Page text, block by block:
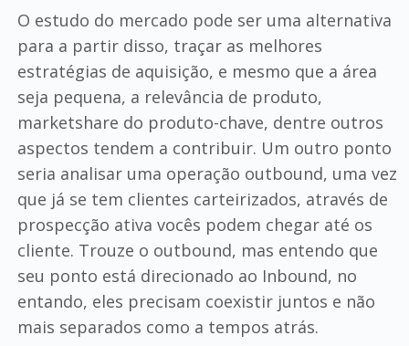
O estudo do mercado pode ser uma alternativa
para a partir disso, traçar as melhores
estratégias de aquisição, e mesmo que a área
seja pequena, a relevância de produto,
marketshare do produto-chave, dentre outros
aspectos tendem a contribuir. Um outro ponto
seria analisar uma operação outbound, uma vez
que já se tem clientes carteirizados, através de
prospecção ativa vocês podem chegar até os
cliente. Trouze o outbound, mas entendo que
seu ponto está direcionado ao Inbound, no
entando, eles precisam coexistir juntos e não
mais separados como a tempos atrás.